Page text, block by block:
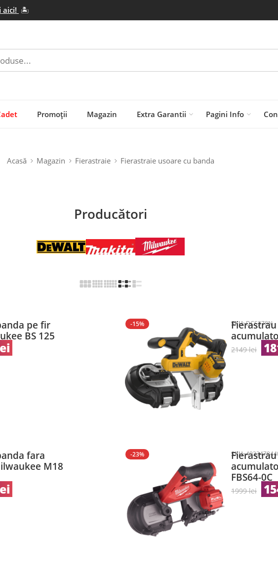
aici! 🏝️
Promoții Magazin Extra Garantii Pagini Info
Acasă Magazin Fierastraie Fierastraie usoare cu banda
Producători
pe fir
BS 125
-15% SKU:DCS378N
2149lei
fara
M18
-23% SKU:
FBS64-0C
1999lei